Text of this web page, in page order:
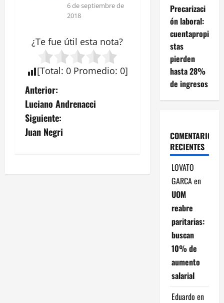
6 de septiembre de
2018
¿Te fue útil esta nota?
[Total: 0 Promedio: 0]
N
a
v
g
Anterior:
Luciano Andrenacci
Siguiente:
Juan Negri
Precarizaci
ón laboral:
cuentapropi
stas
pierden
hasta 28%
de ingresos
COMENTARIOS
RECIENTES
LOVATO
GARCAen
UOM
reabre
paritarias:
buscan
10% de
aumento
salarial
Eduardo en